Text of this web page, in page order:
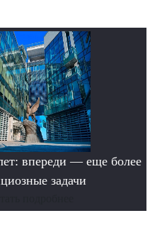
впереди — еще более
задачи